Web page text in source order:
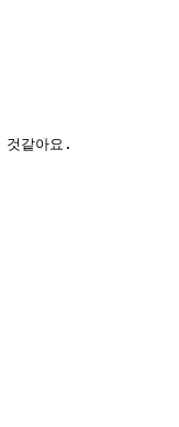
같아요.